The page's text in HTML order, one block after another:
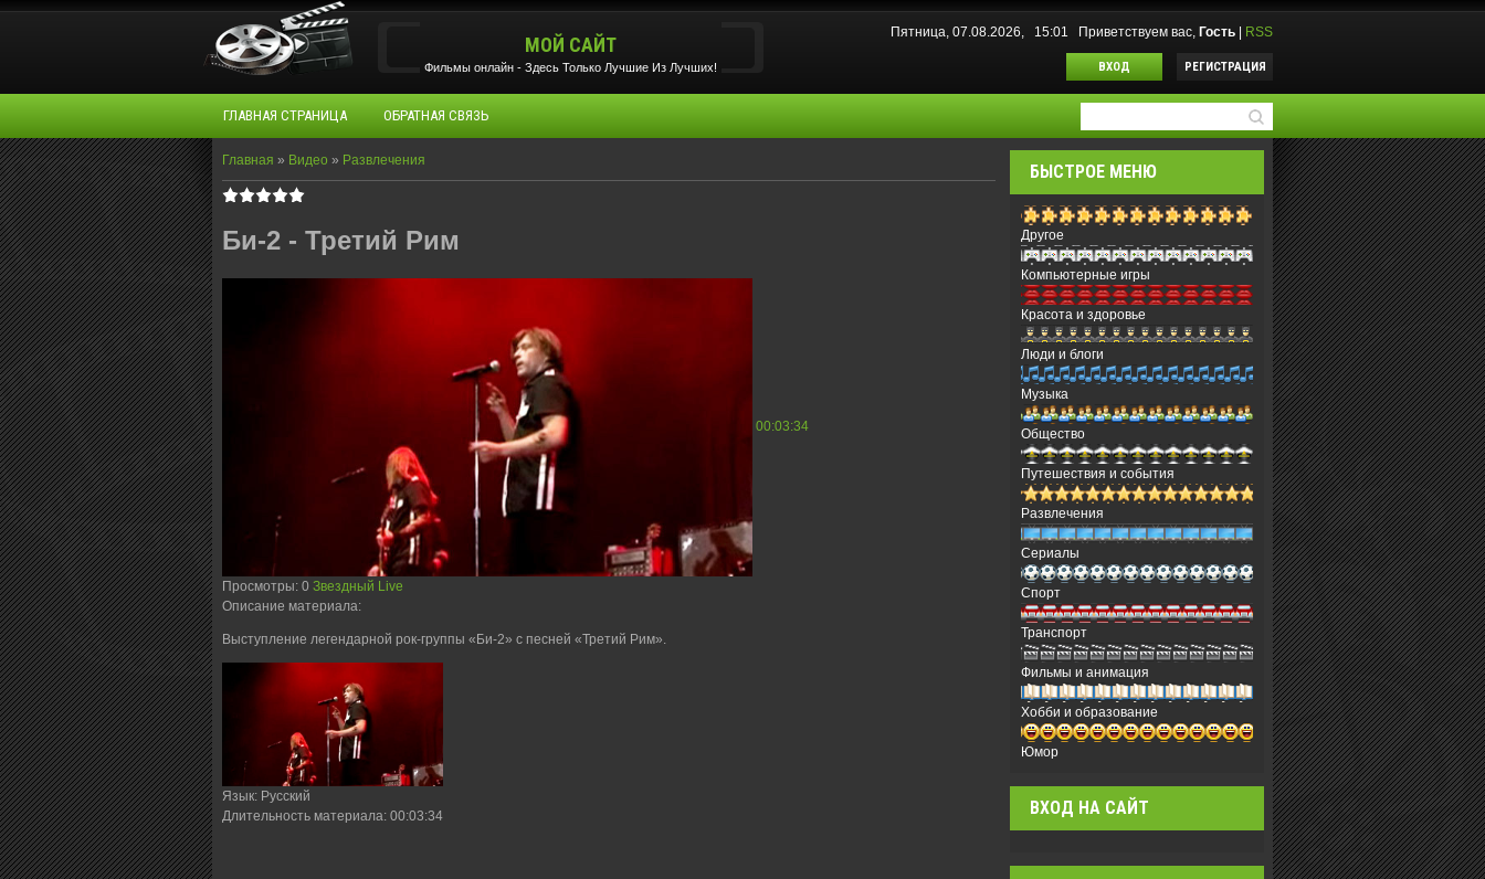
МОЙ САЙТ
Фильмы oнлайн - Здесь Только Лучшие Из Лучших!
Пятница, 07.08.2026, 15:01 Приветствуем вас, Гость RSS
ВХОД РЕГИСТРАЦИЯ
ГЛАВНАЯ СТРАНИЦА ОБРАТНАЯ СВЯЗЬ
Главная » Видео » Развлечения
Би-2 - Третий Рим
00:03:34
Просмотры: 0 Звездный Live
Описание материала:
Выступление легендарной рок-группы «Би-2» с песней «Третий Рим».
Язык: Русский
Длительность материала: 00:03:34
БЫСТРОЕ МЕНЮ
Другое
Компьютерные игры
Красота и здоровье
Люди и блоги
Музыка
Общество
Путешествия и события
Развлечения
Сериалы
Спорт
Транспорт
Фильмы и анимация
Хобби и образование
Юмор
ВХОД НА САЙТ